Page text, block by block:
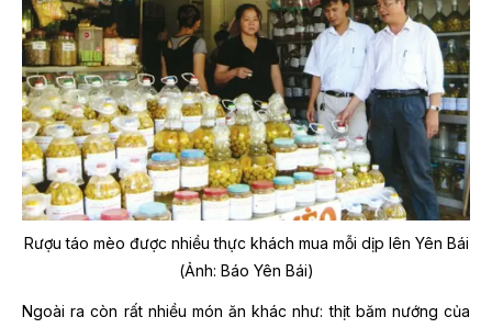
Rượu táo mèo được nhiều thực khách mua mỗi dịp lên Yên Bái
(Ảnh: Báo Yên Bái)
Ngoài ra còn rất nhiều món ăn khác như: thịt băm nướng của